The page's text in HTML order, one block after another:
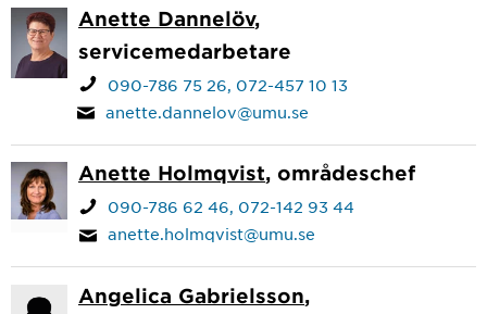
Anette Dannelöv,
servicemedarbetare
090-786 75 26 072-457 10 13
anette.dannelov@umu.se
Anette Holmqvist, områdeschef
090-786 62 46 072-142 93 44
anette.holmqvist@umu.se
Angelica Gabrielsson,